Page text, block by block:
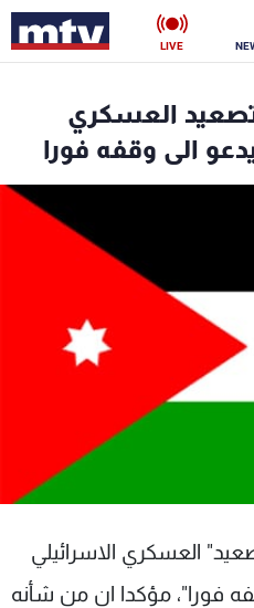
LIVE
العسكري
الى وقفه فورا
العسكري الاسرائيلي
فورا"، مؤكدا ان من شأنه
رياضة